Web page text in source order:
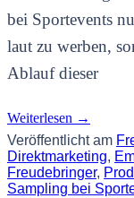
bei Sportevents
laut zu werben,
Ablauf dieser
Weiterlesen →
Veröffentlicht am
Direktmarketing,
Freudebringer,
Sampling bei